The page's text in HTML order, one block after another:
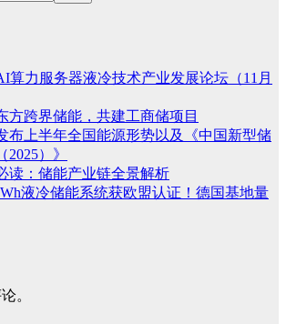
算力服务器液冷技术产业发展论坛（11月
方跨界储能，共建工商储项目
布上半年全国能源形势以及《中国新型储
）》
读：储能产业链全景解析
液冷储能系统获欧盟认证！德国基地量
。